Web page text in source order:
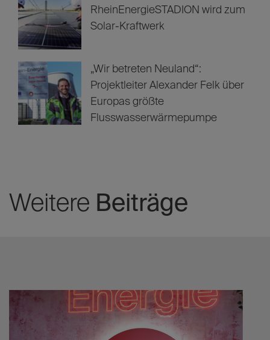
RheinEnergieSTADION wird zum
Solar-Kraftwerk
„Wir betreten Neuland“:
Projektleiter Alexander Felk über
Europas größte
Flusswasserwärmepumpe
Weitere Beiträge